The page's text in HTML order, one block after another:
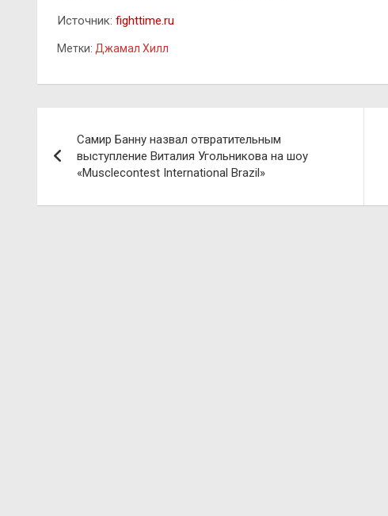
Источник: fighttime.ru
Метки: Джамал Хилл
по
Самир Банну назвал отвратительным
выступление Виталия Угольникова на шоу
«Musclecontest International Brazil»